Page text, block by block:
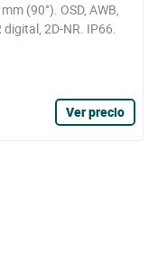
(90°). OSD, AWB,
digital, 2D-NR. IP66.
Ver precio